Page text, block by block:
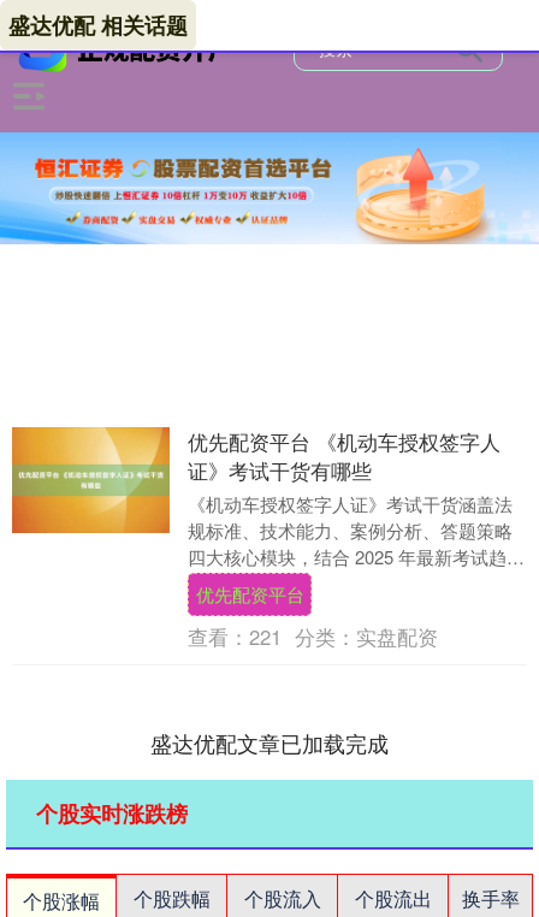
盛达优配 相关话题
优先配资平台 《机动车授权签字人
证》考试干货有哪些
《机动车授权签字人证》考试干货涵盖法
规标准、技术能力、案例分析、答题策略
四大核心模块，结合 2025 年最新考试趋
势，以下是精准备考的关键内容： 一、必
背法规与....
优先配资平台
查看： 221 分类： 实盘配资
盛达优配文章已加载完成
个股实时涨跌榜
个股涨幅 个股跌幅 个股流入 个股流出
换手率